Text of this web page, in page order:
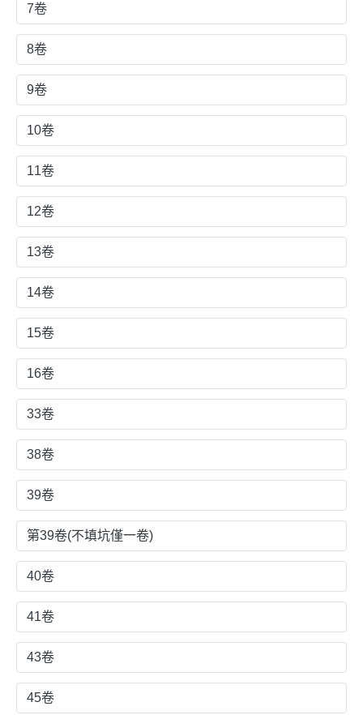
7卷
8卷
9卷
10卷
11卷
12卷
13卷
14卷
15卷
16卷
33卷
38卷
39卷
第39卷(不填坑僅一卷)
40卷
41卷
43卷
45卷